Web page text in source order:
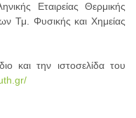
Εταιρείας Θερμικής
Τμ. Φυσικής και Χημείας
και την ιστοσελίδα του